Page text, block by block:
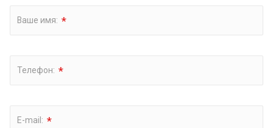
Ваше имя: *
Телефон: *
E-mail: *